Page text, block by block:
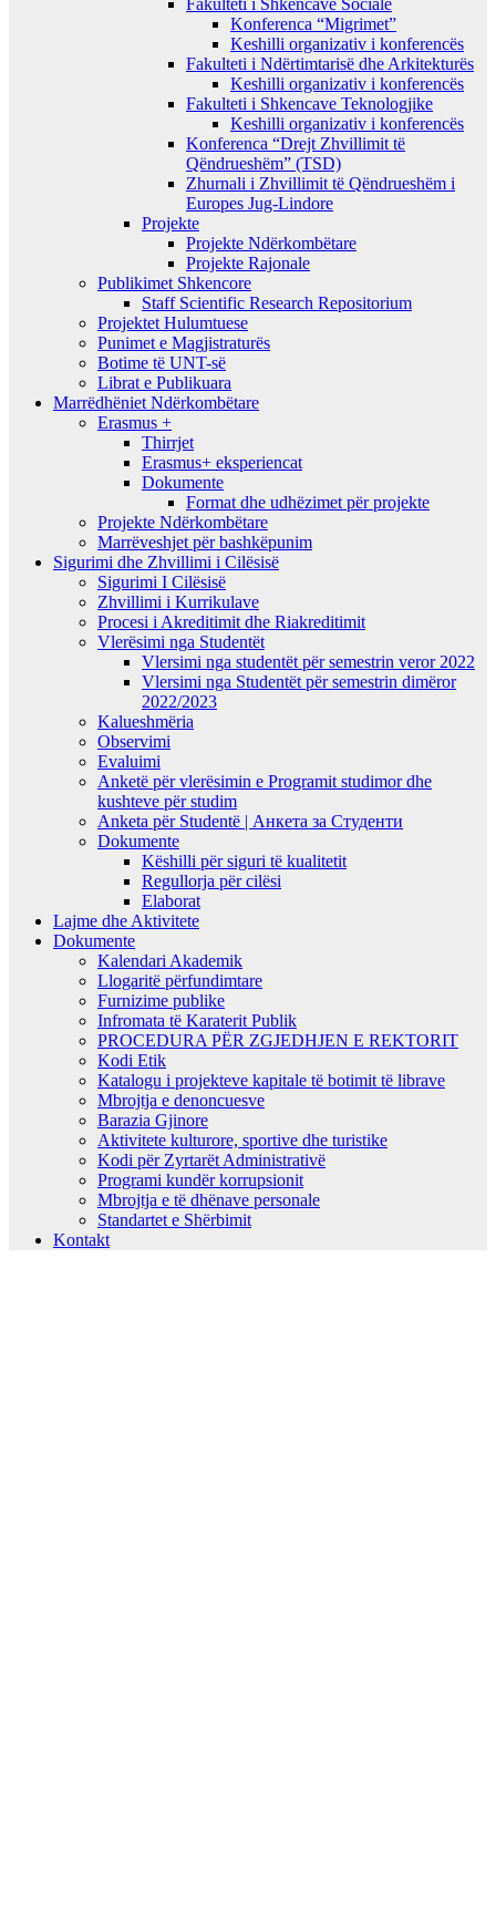
Konferenca “Migrimet”
Keshilli organizativ i konferencës
Fakulteti i Ndërtimtarisë dhe Arkitekturës
Keshilli organizativ i konferencës
Fakulteti i Shkencave Teknologjike
Keshilli organizativ i konferencës
Konferenca “Drejt Zhvillimit të
Qëndrueshëm” (TSD)
Zhurnali i Zhvillimit të Qëndrueshëm i
Europes Jug-Lindore
Projekte
Projekte Ndërkombëtare
Projekte Rajonale
Publikimet Shkencore
Staff Scientific Research Repositorium
Projektet Hulumtuese
Punimet e Magjistraturës
Botime të UNT-së
Librat e Publikuara
Marrëdhëniet Ndërkombëtare
Erasmus +
Thirrjet
Erasmus+ eksperiencat
Dokumente
Format dhe udhëzimet për projekte
Projekte Ndërkombëtare
Marrëveshjet për bashkëpunim
Sigurimi dhe Zhvillimi i Cilësisë
Sigurimi I Cilësisë
Zhvillimi i Kurrikulave
Procesi i Akreditimit dhe Riakreditimit
Vlerësimi nga Studentët
Vlersimi nga studentët për semestrin veror 2022
Vlersimi nga Studentët për semestrin dimëror
2022/2023
Kalueshmëria
Observimi
Evaluimi
Anketë për vlerësimin e Programit studimor dhe
kushteve për studim
Anketa për Studentë | Анкета за Студенти
Dokumente
Këshilli për siguri të kualitetit
Regullorja për cilësi
Elaborat
Lajme dhe Aktivitete
Dokumente
Kalendari Akademik
Llogaritë përfundimtare
Furnizime publike
Infromata të Karaterit Publik
PROCEDURA PËR ZGJEDHJEN E REKTORIT
Kodi Etik
Katalogu i projekteve kapitale të botimit të librave
Mbrojtja e denoncuesve
Barazia Gjinore
Aktivitete kulturore, sportive dhe turistike
Kodi për Zyrtarët Administrativë
Programi kundër korrupsionit
Mbrojtja e të dhënave personale
Standartet e Shërbimit
Kontakt